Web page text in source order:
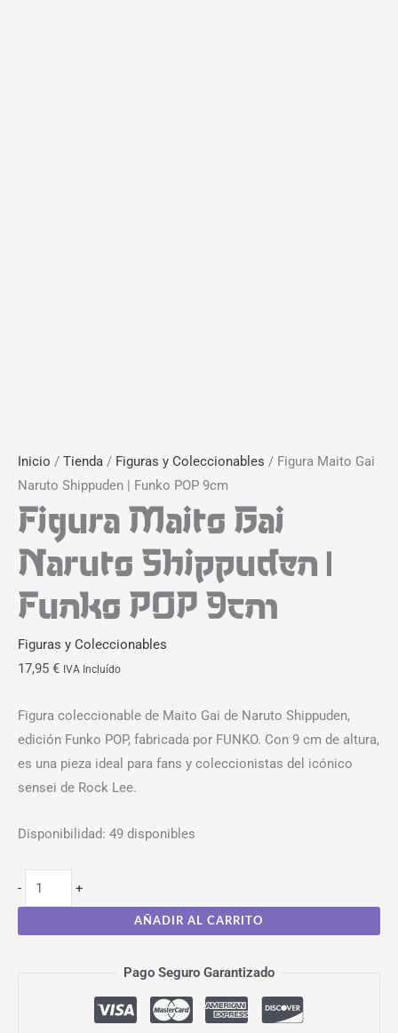
Inicio / Tienda / Figuras y Coleccionables / Figura Maito Gai
Naruto Shippuden | Funko POP 9cm
Figura Maito Gai
Naruto Shippuden |
Funko POP 9cm
Figuras y Coleccionables
17,95 € IVA Incluído
Figura coleccionable de Maito Gai de Naruto Shippuden,
edición Funko POP, fabricada por FUNKO. Con 9 cm de altura,
es una pieza ideal para fans y coleccionistas del icónico
sensei de Rock Lee.
Disponibilidad: 49 disponibles
- +
AÑADIR AL CARRITO
Pago Seguro Garantizado